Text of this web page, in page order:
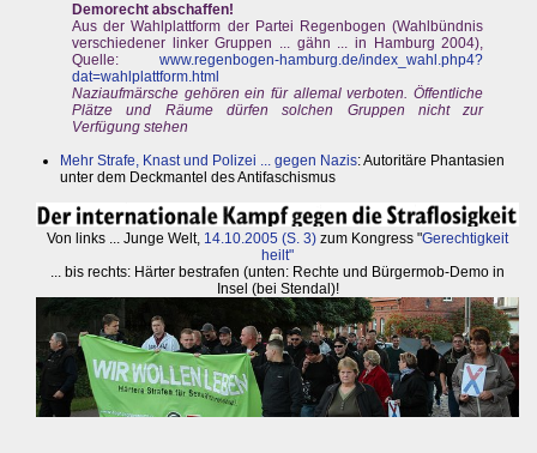
Demorecht abschaffen!
Aus der Wahlplattform der Partei Regenbogen (Wahlbündnis
verschiedener linker Gruppen ... gähn ... in Hamburg 2004),
Quelle:www.regenbogen-hamburg.de/index_wahl.php4?
dat=wahlplattform.html
Naziaufmärsche gehören ein für allemal verboten. Öffentliche
Plätze und Räume dürfen solchen Gruppen nicht zur
Verfügung stehen
Mehr Strafe, Knast und Polizei ... gegen Nazis: Autoritäre Phantasien
unter dem Deckmantel des Antifaschismus
Von links ... Junge Welt, 14.10.2005 (S. 3) zum Kongress "Gerechtigkeit
heilt"
... bis rechts: Härter bestrafen (unten: Rechte und Bürgermob-Demo in
Insel (bei Stendal)!